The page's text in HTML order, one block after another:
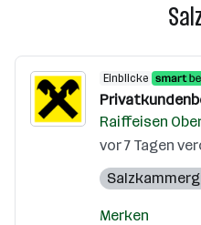
Einblicke
Raiffeisen
vor 7 Tagen
Merken